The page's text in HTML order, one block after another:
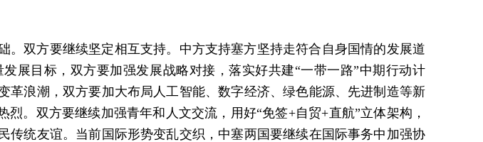
双方要继续坚定相互支持。中方支持塞方坚持走符合自身国情的发展道
展目标，双方要加强发展战略对接，落实好共建“一带一路”中期行动计
浪潮，双方要加大布局人工智能、数字经济、绿色能源、先进制造等新
。双方要继续加强青年和人文交流，用好“免签+自贸+直航”立体架构，
统友谊。当前国际形势变乱交织，中塞两国要继续在国际事务中加强协